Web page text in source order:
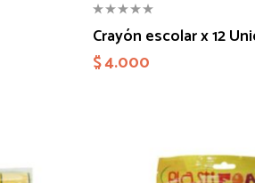
Crayón escolar x 12
$4.000